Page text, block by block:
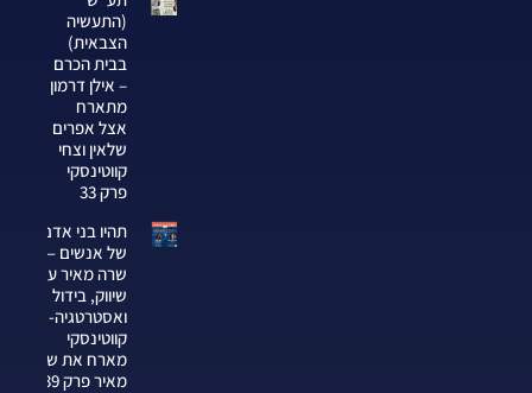
(התעשיה
הצבאית)
בבית הכרם
– אילן דרמון
מתארח
אצל אפרים
שלאין וצחי
קווטינסקי
פרק 33
תהיו בני אדם
של אנשים —
שרה מאיר על
שיווק, בידול
ואסטרטגיה-צחי
קווטינסקי
מארח את שרה
מאיר פרק 339